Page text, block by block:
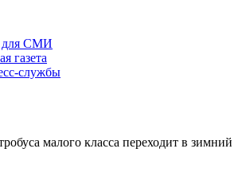
для СМИ
газета
службы
малого класса переходит в зимний